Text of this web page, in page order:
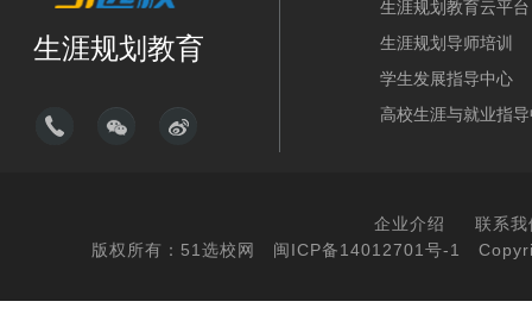
生涯规划教育
生涯规划教育云平台
生涯规划导师培训
学生发展指导中心
高校生涯与就业指
企业介绍
联系我
版权所有：51选校网
闽ICP备14012701号-1